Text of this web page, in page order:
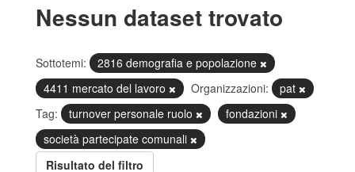
Nessun dataset trovato
Sottotemi:
2816 demografia e popolazione
4411 mercato del lavoro
Organizzazioni:
pat
Tag:
turnover personale ruolo
fondazioni
società partecipate comunali
Risultato del filtro